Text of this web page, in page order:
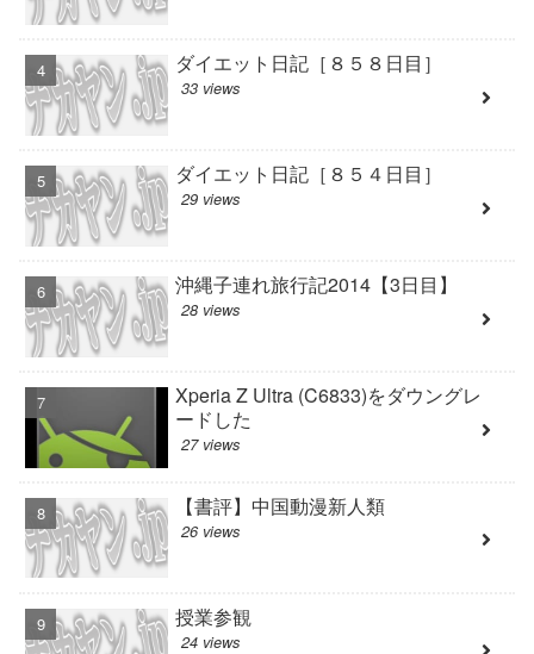
ダイエット日記［８５８日目］
33 views
ダイエット日記［８５４日目］
29 views
沖縄子連れ旅行記2014【3日目】
28 views
Xperia Z Ultra (C6833)をダウングレ
ードした
27 views
【書評】中国動漫新人類
26 views
授業参観
24 views